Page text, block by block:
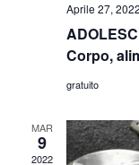
Aprile 27,
Corpo,
gratuito
MAR
9
2022